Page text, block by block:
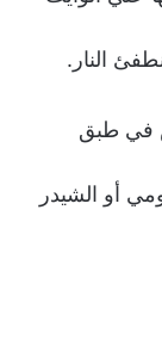
النار.
في طبق
أو الشيدر